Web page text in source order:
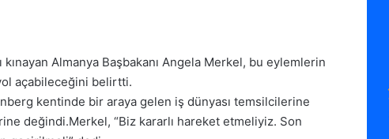
kınayan Almanya Başbakanı Angela Merkel, bu eylemlerin
açabileceğini belirtti.
kentinde bir araya gelen iş dünyası temsilcilerine
değindi.Merkel, “Biz kararlı hareket etmeliyiz. Son